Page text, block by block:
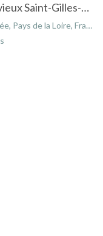
Maison de caractère au coeur du vieux Saint-Gilles-Croix-de-Vie en Vendée
de la Loire, France